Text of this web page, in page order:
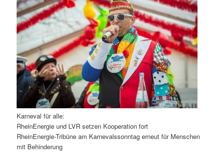
Karneval für alle:
RheinEnergie und LVR setzen Kooperation fort
RheinEnergie-Tribüne am Karnevalssonntag erneut für Menschen
mit Behinderung